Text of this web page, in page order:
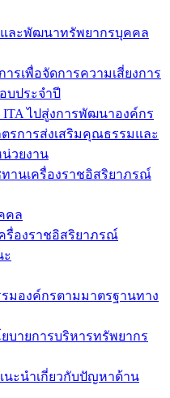
และพัฒนาทรัพยากรบุคคล
รเพื่อจัดการความเสี่ยงการ
บประจำปี
ITA ไปสู่งการพัฒนาองค์กร
รการส่งเสริมคุณธรรมและ
วยงาน
านเครื่องราชอิสริยาภรณ์
คล
รื่องราชอิสริยาภรณ์
ะ
มองค์กรตามมาตรฐานทาง
บายการบริหารทรัพยากร
นะนำเกี่ยวกับปัญหาด้าน